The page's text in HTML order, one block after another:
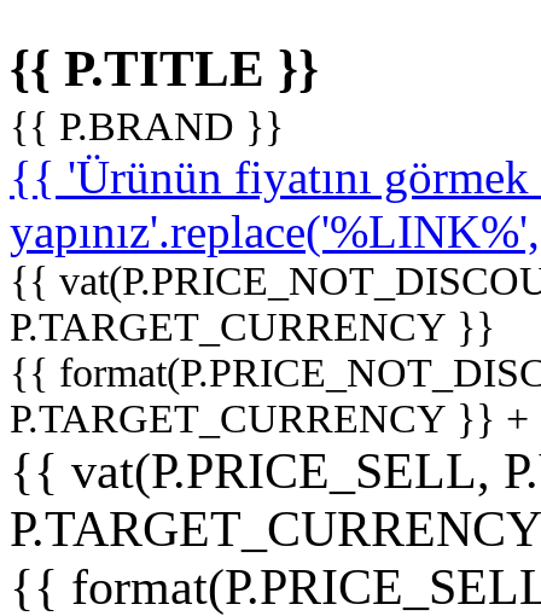
{{ P.TITLE }}
{{ P.BRAND }}
{{ 'Ürünün fiyatını
{{
P.TARGET_CURRENCY }}
{{
P.TARGET_CURRENCY }}
{{ vat(P.PRICE_SELL,
{{